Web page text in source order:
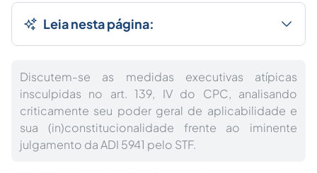
Leia nesta página:
Discutem-se as medidas executivas atípicas
insculpidas no art. 139, IV do CPC, analisando
criticamente seu poder geral de aplicabilidade e
sua (in)constitucionalidade frente ao iminente
julgamento da ADI 5941 pelo STF.